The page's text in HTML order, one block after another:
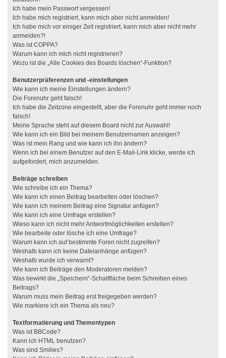
Ich habe mein Passwort vergessen!
Ich habe mich registriert, kann mich aber nicht anmelden!
Ich habe mich vor einiger Zeit registriert, kann mich aber nicht mehr
anmelden?!
Was ist COPPA?
Warum kann ich mich nicht registrieren?
Wozu ist die „Alle Cookies des Boards löschen“-Funktion?
Benutzerpräferenzen und -einstellungen
Wie kann ich meine Einstellungen ändern?
Die Forenuhr geht falsch!
Ich habe die Zeitzone eingestellt, aber die Forenuhr geht immer noch
falsch!
Meine Sprache steht auf diesem Board nicht zur Auswahl!
Wie kann ich ein Bild bei meinem Benutzernamen anzeigen?
Was ist mein Rang und wie kann ich ihn ändern?
Wenn ich bei einem Benutzer auf den E-Mail-Link klicke, werde ich
aufgefordert, mich anzumelden.
Beiträge schreiben
Wie schreibe ich ein Thema?
Wie kann ich einen Beitrag bearbeiten oder löschen?
Wie kann ich meinem Beitrag eine Signatur anfügen?
Wie kann ich eine Umfrage erstellen?
Wieso kann ich nicht mehr Antwortmöglichkeiten erstellen?
Wie bearbeite oder lösche ich eine Umfrage?
Warum kann ich auf bestimmte Foren nicht zugreifen?
Weshalb kann ich keine Dateianhänge anfügen?
Weshalb wurde ich verwarnt?
Wie kann ich Beiträge den Moderatoren melden?
Was bewirkt die „Speichern“-Schaltfläche beim Schreiben eines
Beitrags?
Warum muss mein Beitrag erst freigegeben werden?
Wie markiere ich ein Thema als neu?
Textformatierung und Thementypen
Was ist BBCode?
Kann ich HTML benutzen?
Was sind Smilies?